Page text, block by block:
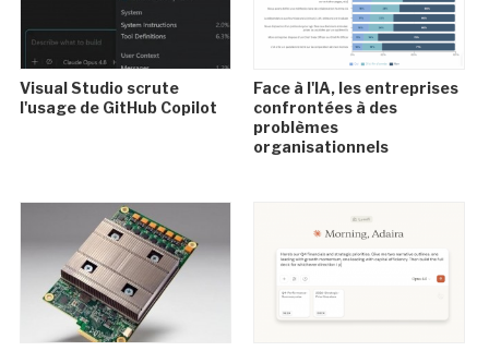
Visual Studio scrute
l'usage de GitHub Copilot
Face à l'IA, les entreprises
confrontées à des
problèmes
organisationnels